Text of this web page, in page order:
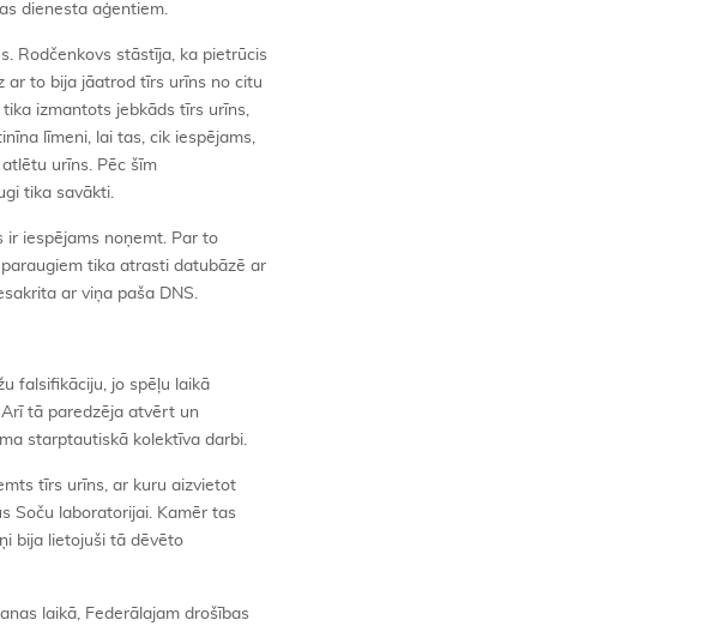
dienesta aģentiem.
Rodčenkovs stāstīja, ka pietrūcis
ar to bija jāatrod tīrs urīns no citu
izmantots jebkāds tīrs urīns,
līmeni, lai tas, cik iespējams,
urīns. Pēc šīm
tika savākti.
ir iespējams noņemt. Par to
tika atrasti datubāzē ar
ar viņa paša DNS.
falsifikāciju, jo spēļu laikā
tā paredzēja atvērt un
starptautiskā kolektīva darbi.
tīrs urīns, ar kuru aizvietot
Soču laboratorijai. Kamēr tas
bija lietojuši tā dēvēto
laikā, Federālajam drošības